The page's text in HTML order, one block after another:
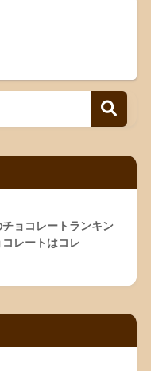
ョコレートランキン
レートはコレ